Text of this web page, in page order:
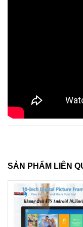
SẢN PHẨM LIÊN